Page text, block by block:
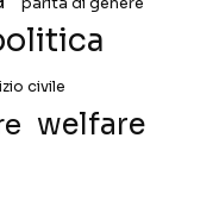
civile
welfare